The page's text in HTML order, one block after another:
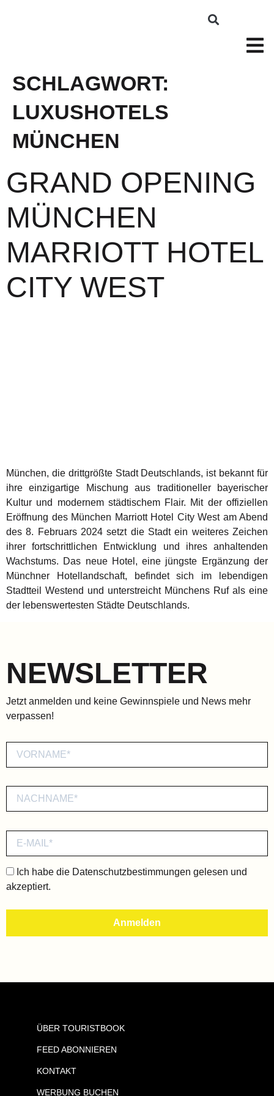
SCHLAGWORT:
LUXUSHOTELS
MÜNCHEN
GRAND OPENING
MÜNCHEN
MARRIOTT HOTEL
CITY WEST
München, die drittgrößte Stadt Deutschlands, ist bekannt für
ihre einzigartige Mischung aus traditioneller bayerischer
Kultur und modernem städtischem Flair. Mit der offiziellen
Eröffnung des München Marriott Hotel City West am Abend
des 8. Februars 2024 setzt die Stadt ein weiteres Zeichen
ihrer fortschrittlichen Entwicklung und ihres anhaltenden
Wachstums. Das neue Hotel, eine jüngste Ergänzung der
Münchner Hotellandschaft, befindet sich im lebendigen
Stadtteil Westend und unterstreicht Münchens Ruf als eine
der lebenswertesten Städte Deutschlands.
NEWSLETTER
Jetzt anmelden und keine Gewinnspiele und News mehr
verpassen!
Ich habe die Datenschutzbestimmungen gelesen und
akzeptiert.
ÜBER TOURISTBOOK
FEED ABONNIEREN
KONTAKT
WERBUNG BUCHEN